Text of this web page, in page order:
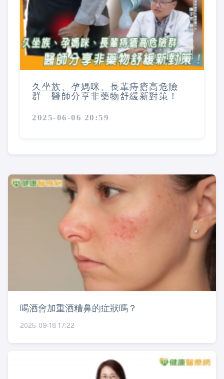
久坐族、孕媽咪、長輩痔瘡高危險
群 醫師分享非藥物舒緩新對策！
2025-06-06 20:59
喝酒會加重酒糟鼻的症狀嗎？
2025-09-18 17:22